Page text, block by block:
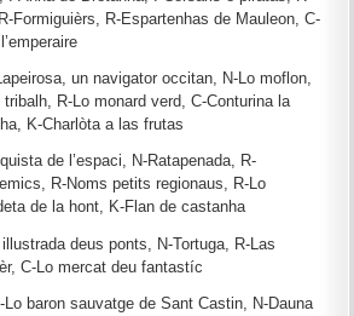
Formiguièrs, R-Espartenhas de Mauleon, C-
un navigator occitan, N-Lo moflon,
R-Lo monard verd, C-Conturina la
K-Charlòta a las frutas
de l’espaci, N-Ratapenada, R-
R-Noms petits regionaus, R-Lo
de la hont, K-Flan de castanha
illustrada deus ponts, N-Tortuga, R-Las
C-Lo mercat deu fantastíc
baron sauvatge de Sant Castin, N-Dauna